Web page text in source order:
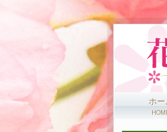
ホー